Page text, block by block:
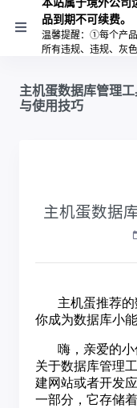
品到期不可续费。
温馨提醒：①每个产
所有违规、违规、灰
主机蛋数据库管理
与使用技巧
主机蛋数据